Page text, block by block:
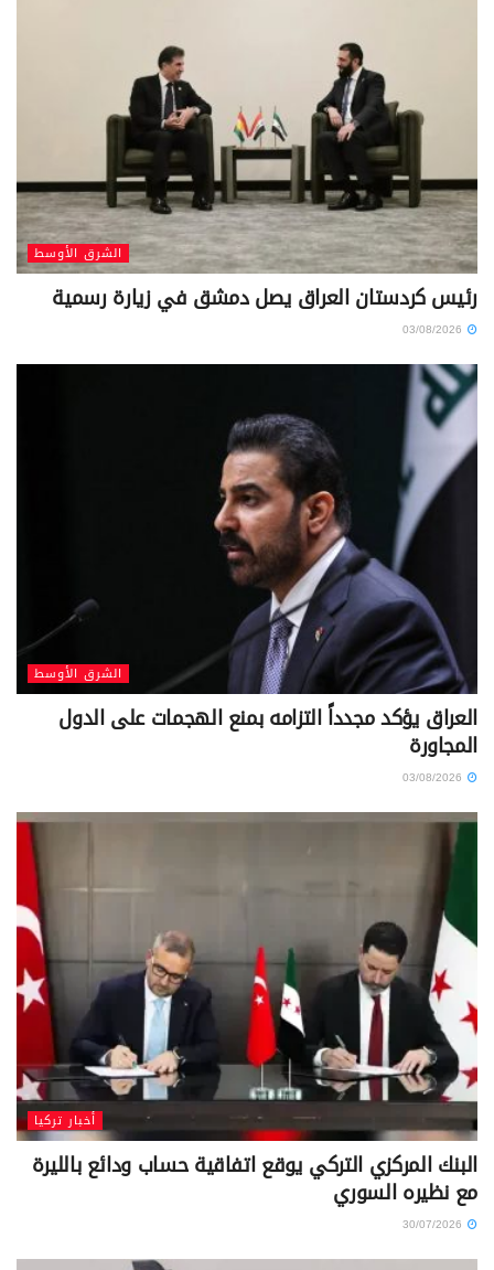
الشرق الأوسط
رئيس كردستان العراق يصل دمشق في زيارة رسمية
03/08/2026
الشرق الأوسط
العراق يؤكد مجدداً التزامه بمنع الهجمات على الدول
المجاورة
03/08/2026
أخبار تركيا
البنك المركزي التركي يوقع اتفاقية حساب ودائع بالليرة
مع نظيره السوري
30/07/2026